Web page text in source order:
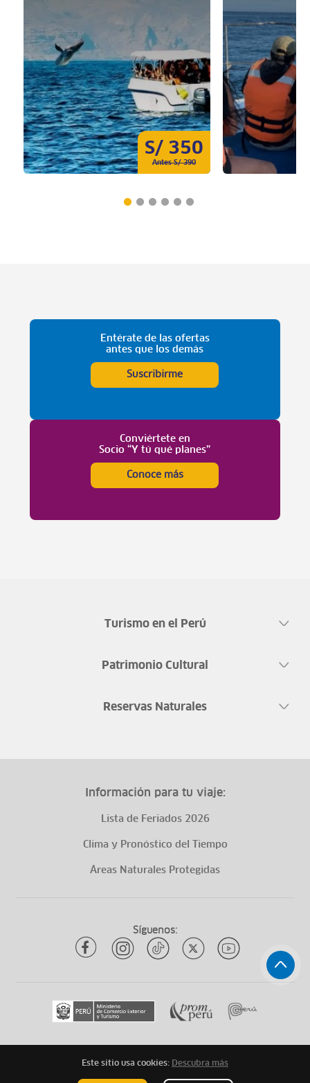
S/ 350
Antes S/ 390
Entérate de las ofertas
antes que los demás
Suscribirme
Conviértete en
Socio “Y tú qué planes”
Conoce más
Turismo en el Perú
Patrimonio Cultural
Reservas Naturales
Información para tu viaje:
Lista de Feriados 2026
Clima y Pronóstico del Tiempo
Áreas Naturales Protegidas
Síguenos:
Todos los derechos reservadosytuqueplanes 2026
Este sitio usa cookies: Descubra más